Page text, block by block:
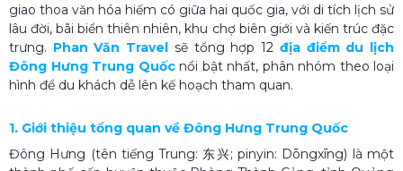
giao thoa văn hóa hiếm có giữa hai quốc gia, với di tích lịch sử
lâu đời, bãi biển thiên nhiên, khu chợ biên giới và kiến trúc đặc
trưng. Phan Văn Travel sẽ tổng hợp 12 địa điểm du lịch
Đông Hưng Trung Quốcnổi bật nhất, phân nhóm theo loại
hình để du khách dễ lên kế hoạch tham quan.
1. Giới thiệu tổng quan về Đông Hưng Trung Quốc
Đông Hưng (tên tiếng Trung: 东兴; pinyin: Dōngxīng) là một